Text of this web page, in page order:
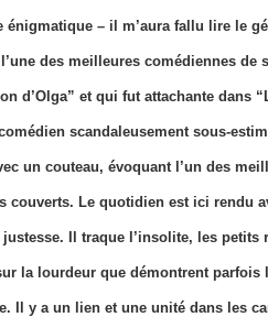
énigmatique – il m’aura fallu lire le
des meilleures comédiennes
d’Olga” et qui fut attachante dans
scandaleusement sous-
un couteau, évoquant l’un des
couverts. Le quotidien est ici rendu
Il traque l’insolite, les petits
la lourdeur que démontrent parfois
Il y a un lien et une unité dans les